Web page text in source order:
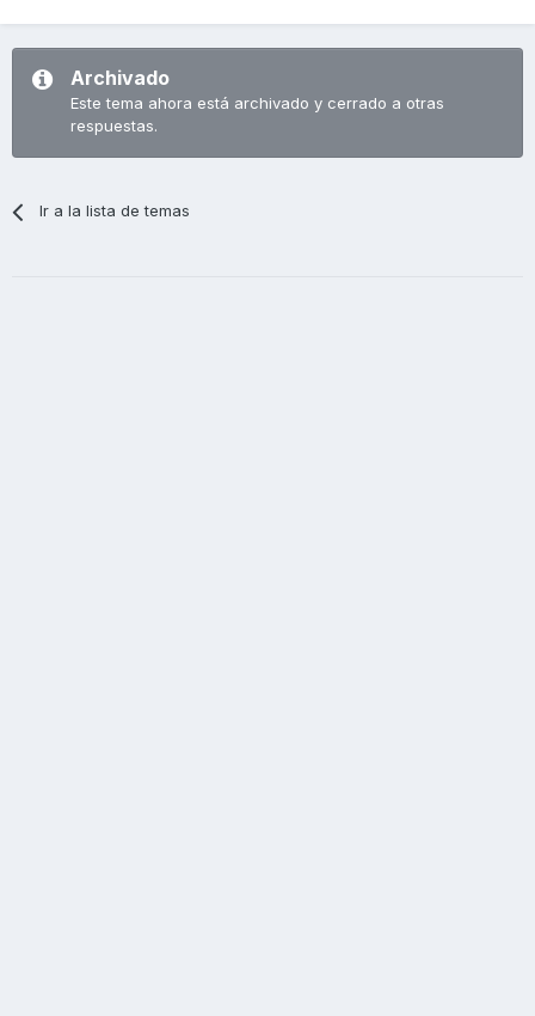
Archivado
Este tema ahora está archivado y cerrado a otras
respuestas.
Ir a la lista de temas